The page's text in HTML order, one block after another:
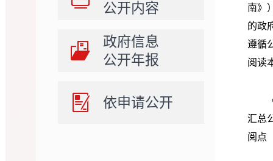
公开内容
政府信息
公开年报
依申请公开
南》
的政
遵循
阅读
汇总
阅点